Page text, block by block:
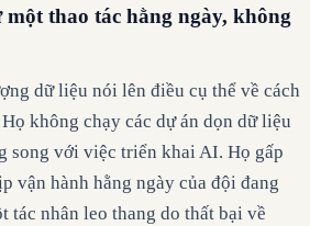
thao tác hằng ngày, không
dữ liệu nói lên điều cụ thể về cách
không chạy các dự án dọn dữ liệu
song với việc triển khai AI. Họ gấp
vận hành hằng ngày của đội đang
nhân leo thang do thất bại về